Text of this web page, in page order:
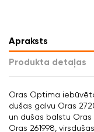
Apraksts
Produkta detaļas
Oras Optima
dušas galvu Oras
un dušas balstu
Oras 261998,